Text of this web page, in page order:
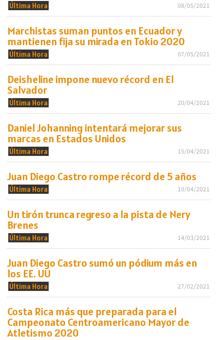
Última Hora 08/05/2021
Marchistas suman puntos en Ecuador y
mantienen fija su mirada en Tokio 2020
Última Hora 07/05/2021
Deisheline impone nuevo récord en El
Salvador
Última Hora 20/04/2021
Daniel Johanning intentará mejorar sus
marcas en Estados Unidos
Última Hora 15/04/2021
Juan Diego Castro rompe récord de 5 años
Última Hora 10/04/2021
Un tirón trunca regreso a la pista de Nery
Brenes
Última Hora 14/03/2021
Juan Diego Castro sumó un pódium más en
los EE. UU
Última Hora 27/02/2021
Costa Rica más que preparada para el
Campeonato Centroamericano Mayor de
Atletismo 2020